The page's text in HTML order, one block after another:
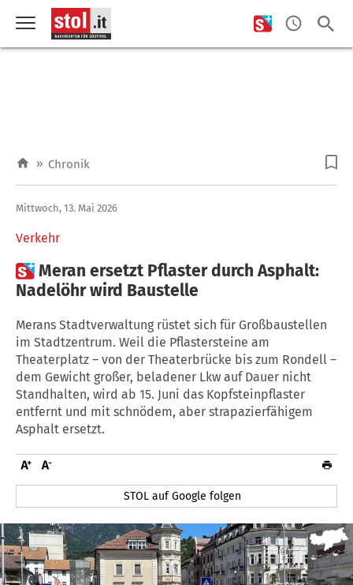
» Chronik
Verkehr
Mittwoch, 13. Mai 2026
Meran ersetzt Pflaster durch Asphalt:
Nadelöhr wird Baustelle
Merans Stadtverwaltung rüstet sich für Großbaustellen
im Stadtzentrum. Weil die Pflastersteine am
Theaterplatz – von der Theaterbrücke bis zum Rondell –
dem Gewicht großer, beladener Lkw auf Dauer nicht
Standhalten, wird ab 15. Juni das Kopfsteinpflaster
entfernt und mit schnödem, aber strapazierfähigem
Asphalt ersetzt.
STOL auf Google folgen